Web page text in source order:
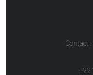
Contact